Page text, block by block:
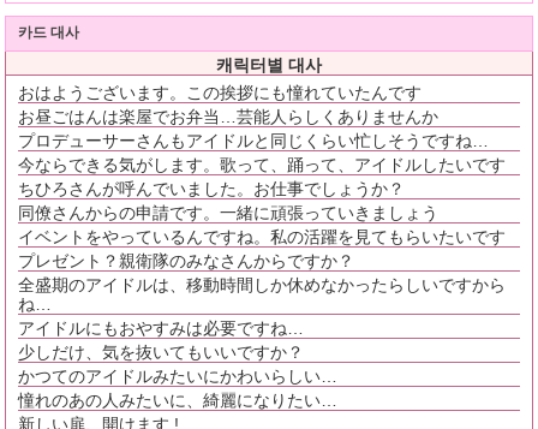
카드 대사
캐릭터별 대사
おはようございます。この挨拶にも憧れていたんです
お昼ごはんは楽屋でお弁当…芸能人らしくありませんか
プロデューサーさんもアイドルと同じくらい忙しそうですね…
今ならできる気がします。歌って、踊って、アイドルしたいです
ちひろさんが呼んでいました。お仕事でしょうか？
同僚さんからの申請です。一緒に頑張っていきましょう
イベントをやっているんですね。私の活躍を見てもらいたいです
プレゼント？親衛隊のみなさんからですか？
全盛期のアイドルは、移動時間しか休めなかったらしいですから
ね…
アイドルにもおやすみは必要ですね…
少しだけ、気を抜いてもいいですか？
かつてのアイドルみたいにかわいらしい…
憧れのあの人みたいに、綺麗になりたい…
新しい扉、開けます !